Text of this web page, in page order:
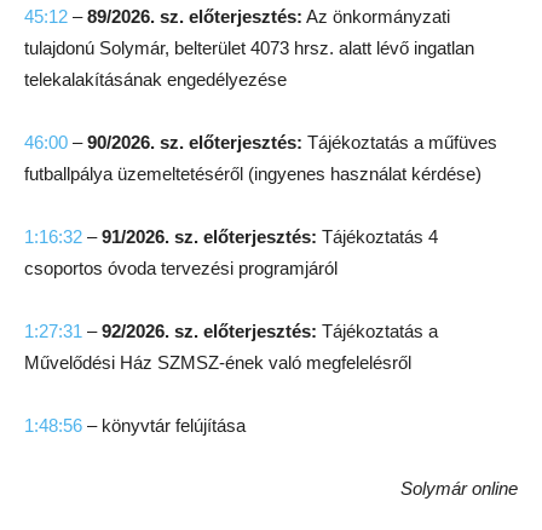
45:12 –89/2026. sz. előterjesztés: Az önkormányzati
tulajdonú Solymár, belterület 4073 hrsz. alatt lévő ingatlan
telekalakításának engedélyezése
46:00 –90/2026. sz. előterjesztés: Tájékoztatás a műfüves
futballpálya üzemeltetéséről (ingyenes használat kérdése)
1:16:32 –91/2026. sz. előterjesztés: Tájékoztatás 4
csoportos óvoda tervezési programjáról
1:27:31 –92/2026. sz. előterjesztés: Tájékoztatás a
Művelődési Ház SZMSZ-ének való megfelelésről
1:48:56 – könyvtár felújítása
Solymár online